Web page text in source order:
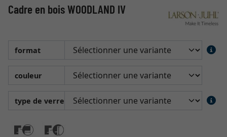
Cadre en bois WOODLAND IV
format
couleur
type de verre